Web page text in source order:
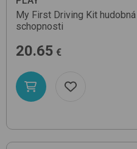
My First Driving Kit
schopnosti
20.65 €